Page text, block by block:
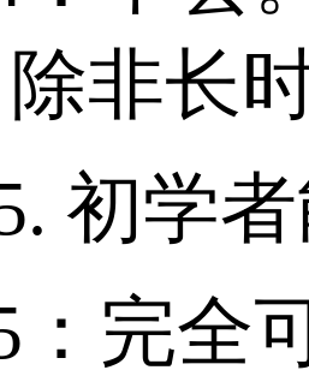
非长
学者
全可